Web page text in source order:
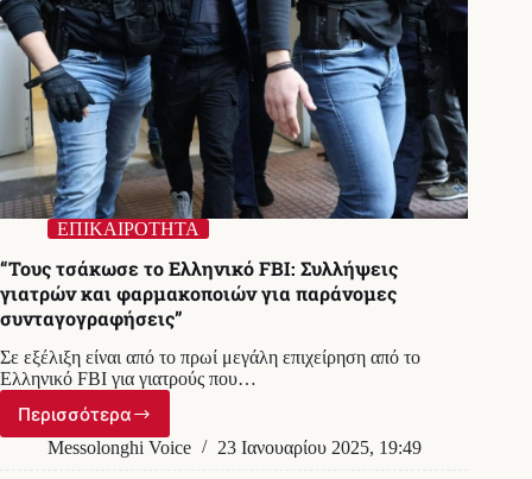
ΕΠΙΚΑΙΡΟΤΗΤΑ
“Τους τσάκωσε το Ελληνικό FBI: Συλλήψεις
γιατρών και φαρμακοποιών για παράνομες
συνταγογραφήσεις”
Σε εξέλιξη είναι από το πρωί μεγάλη επιχείρηση από το
Ελληνικό FBI για γιατρούς που…
Περισσότερα
“Τους
τσάκωσε
Messolonghi Voice 23 Ιανουαρίου 2025, 19:49